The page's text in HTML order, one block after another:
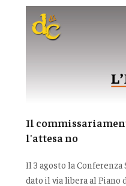
Il
l'attesa no
Il 3 agosto la Conferenza
dato il via libera al Piano